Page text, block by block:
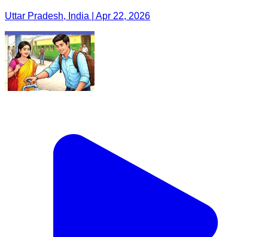
Uttar Pradesh, India | Apr 22, 2026